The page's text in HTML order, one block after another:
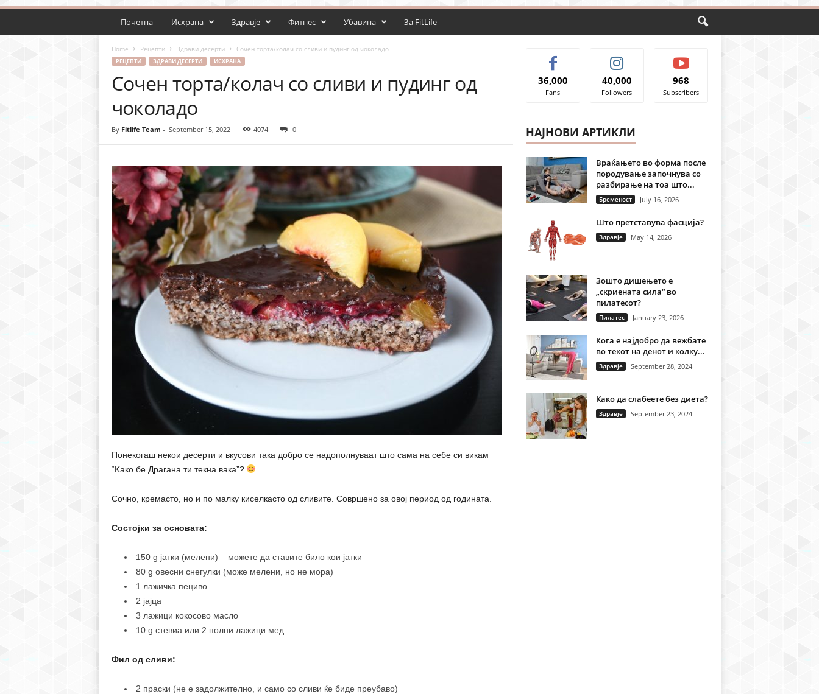
Почетна Исхрана Здравје Фитнес Убавина За FitLife
Home Рецепти Здрави десерти Сочен торта/колач со сливи и пудинг од чоколадо
РЕЦЕПТИ ЗДРАВИ ДЕСЕРТИ ИСХРАНА
Сочен торта/колач со сливи и пудинг од
чоколадо
By Fitlife Team - September 15, 2022 4074 0
Понекогаш некои десерти и вкусови така добро се надополнуваат што сама на себе си викам
“Kако бе Драгана ти текна вака”?
Сочно, кремасто, но и по малку киселкасто од сливите. Совршено за овој период од годината.
Состојки за основата:
150 g јатки (мелени) – можете да ставите било кои јатки
80 g овесни снегулки (може мелени, но не мора)
1 лажичка пециво
2 јајца
3 лажици кокосово масло
10 g стевиа или 2 полни лажици мед
Фил од сливи:
2 праски (не е задолжително, и само со сливи ќе биде преубаво)
36,000
Fans
40,000
Followers
968
Subscribers
НАЈНОВИ АРТИКЛИ
Враќањето во форма после
породување започнува со
разбирање на тоа што...
Бременост July 16, 2026
Што претставува фасција?
Здравје May 14, 2026
Зошто дишењето е
„скриената сила“ во
пилатесот?
Пилатес January 23, 2026
Кога е најдобро да вежбате
во текот на денот и колку...
Здравје September 28, 2024
Како да слабеете без диета?
Здравје September 23, 2024